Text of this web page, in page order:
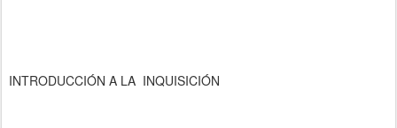
INTRODUCCIÓN A LA INQUISICIÓN